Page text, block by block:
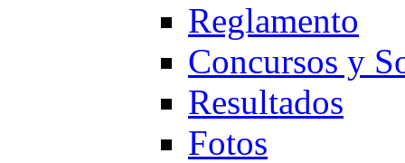
Reglamento
Concursos y
Resultados
Fotos